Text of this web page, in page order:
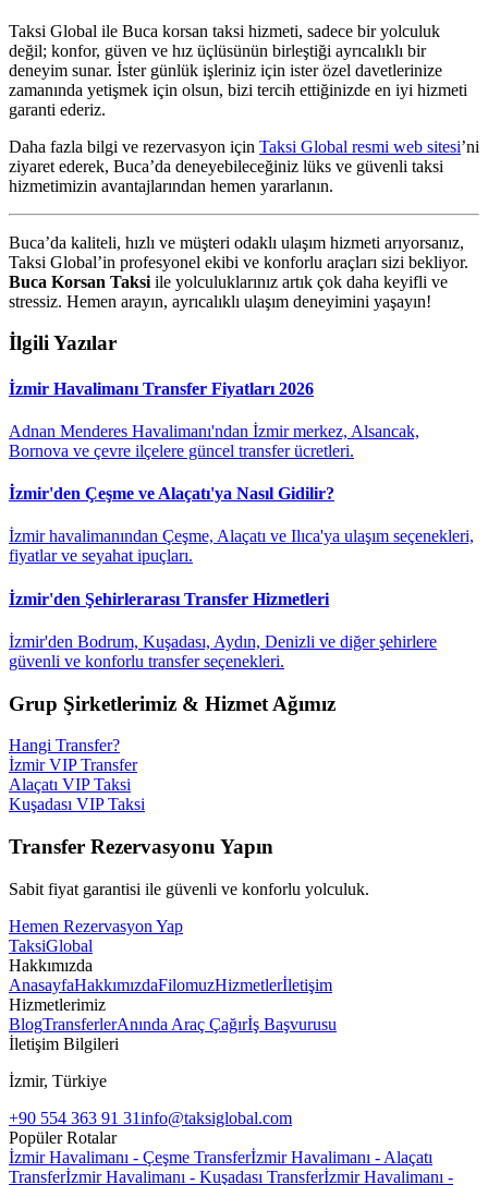
Taksi Global ile Buca korsan taksi hizmeti, sadece bir yolculuk
değil; konfor, güven ve hız üçlüsünün birleştiği ayrıcalıklı bir
deneyim sunar. İster günlük işleriniz için ister özel davetlerinize
zamanında yetişmek için olsun, bizi tercih ettiğinizde en iyi hizmeti
garanti ederiz.
Daha fazla bilgi ve rezervasyon için Taksi Global resmi web sitesi’ni
ziyaret ederek, Buca’da deneyebileceğiniz lüks ve güvenli taksi
hizmetimizin avantajlarından hemen yararlanın.
Buca’da kaliteli, hızlı ve müşteri odaklı ulaşım hizmeti arıyorsanız,
Taksi Global’in profesyonel ekibi ve konforlu araçları sizi bekliyor.
Buca Korsan Taksi ile yolculuklarınız artık çok daha keyifli ve
stressiz. Hemen arayın, ayrıcalıklı ulaşım deneyimini yaşayın!
İlgili Yazılar
İzmir Havalimanı Transfer Fiyatları 2026
Adnan Menderes Havalimanı'ndan İzmir merkez, Alsancak,
Bornova ve çevre ilçelere güncel transfer ücretleri.
İzmir'den Çeşme ve Alaçatı'ya Nasıl Gidilir?
İzmir havalimanından Çeşme, Alaçatı ve Ilıca'ya ulaşım seçenekleri,
fiyatlar ve seyahat ipuçları.
İzmir'den Şehirlerarası Transfer Hizmetleri
İzmir'den Bodrum, Kuşadası, Aydın, Denizli ve diğer şehirlere
güvenli ve konforlu transfer seçenekleri.
Grup Şirketlerimiz & Hizmet Ağımız
Hangi Transfer?
İzmir VIP Transfer
Alaçatı VIP Taksi
Kuşadası VIP Taksi
Transfer Rezervasyonu Yapın
Sabit fiyat garantisi ile güvenli ve konforlu yolculuk.
Hemen Rezervasyon Yap
TaksiGlobal
Hakkımızda
AnasayfaHakkımızdaFilomuzHizmetlerİletişim
Hizmetlerimiz
BlogTransferlerAnında Araç Çağırİş Başvurusu
İletişim Bilgileri
İzmir, Türkiye
+90 554 363 91 31info@taksiglobal.com
Popüler Rotalar
İzmir Havalimanı - Çeşme Transferİzmir Havalimanı - Alaçatı
Transferİzmir Havalimanı - Kuşadası Transferİzmir Havalimanı -